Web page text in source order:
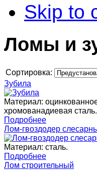
Skip to
Ломы и
Сортировка:
Зубила
Материал:
хромованадиевая сталь.
Подробнее
Лом-гвоздодер
Материал: сталь.
Подробнее
Лом строительный